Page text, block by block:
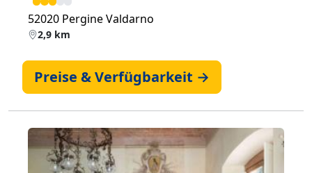
52020 Pergine Valdarno
2,9 km
Preise & Verfügbarkeit →